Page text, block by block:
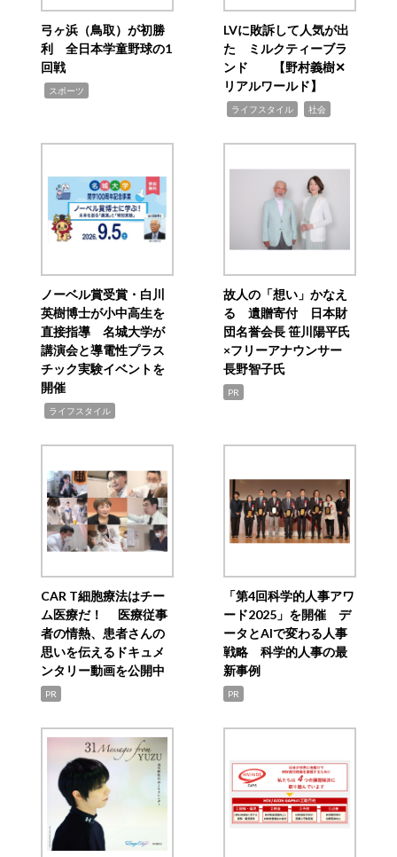
弓ヶ浜（鳥取）が初勝
利 全日本学童野球の1
回戦
スポーツ
LVに敗訴して人気が出
た ミルクティーブラ
ンド 【野村義樹✕
リアルワールド】
ライフスタイル 社会
ノーベル賞受賞・白川
英樹博士が小中高生を
直接指導 名城大学が
講演会と導電性プラス
チック実験イベントを
開催
ライフスタイル
故人の「想い」かなえ
る 遺贈寄付 日本財
団名誉会長 笹川陽平氏
×フリーアナウンサー
長野智子氏
PR
CAR T細胞療法はチー
ム医療だ！ 医療従事
者の情熱、患者さんの
思いを伝えるドキュメ
ンタリー動画を公開中
PR
「第4回科学的人事アワ
ード2025」を開催 デ
ータとAIで変わる人事
戦略 科学的人事の最
新事例
PR